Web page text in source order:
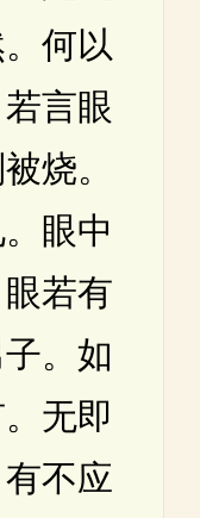
何以
言眼
烧。
眼中
若有
。如
无即
不应